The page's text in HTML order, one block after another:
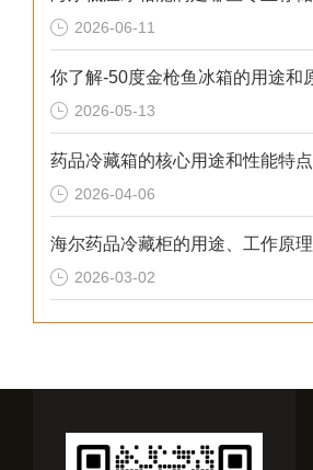
2026-06-11
2026-05-13
药品冷藏箱的核心用途和性能特点
2026-04-06
2026-03-02